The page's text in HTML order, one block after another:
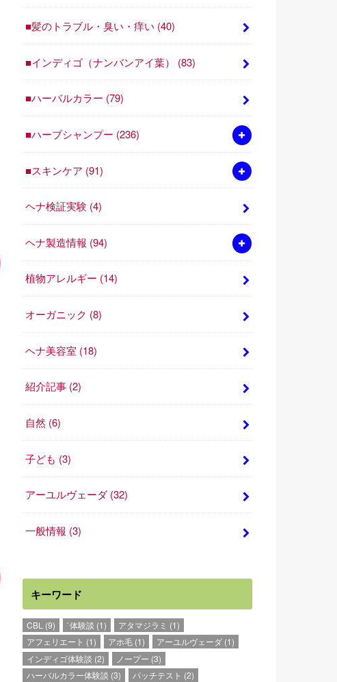
■髪のトラブル・臭い・痒い (40)
■インディゴ（ナンバンアイ葉） (83)
■ハーバルカラー (79)
■ハーブシャンプー (236)
■スキンケア (91)
ヘナ検証実験 (4)
ヘナ製造情報 (94)
植物アレルギー (14)
オーガニック (8)
ヘナ美容室 (18)
紹介記事 (2)
自然 (6)
子ども (3)
アーユルヴェーダ(32)
一般情報 (3)
キーワード
CBL (9) `体験談 (1) アタマジラミ (1)
アフェリエート (1) アホ毛 (1) アーユルヴェーダ (1)
インディゴ体験談 (2) ノープー (3)
ハーバルカラー体験談 (3) パッチテスト (2)